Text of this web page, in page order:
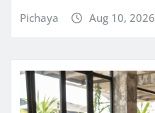
Pichaya Aug 10, 2026